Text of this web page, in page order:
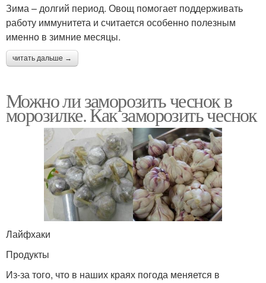
Зима – долгий период. Овощ помогает поддерживать
работу иммунитета и считается особенно полезным
именно в зимние месяцы.
читать дальше →
Можно ли заморозить чеснок в
морозилке. Как заморозить чеснок
Лайфхаки
Продукты
Из-за того, что в наших краях погода меняется в